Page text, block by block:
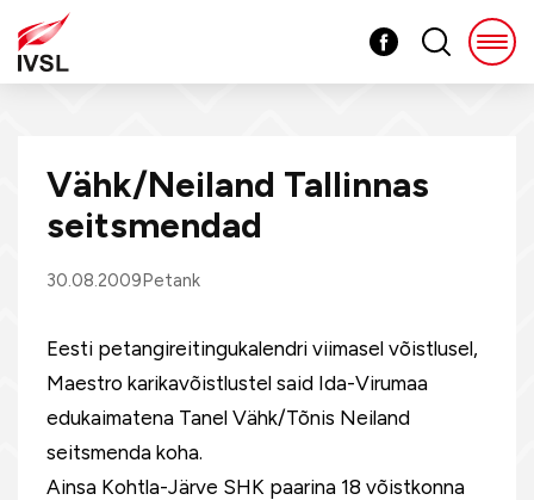
Vähk/Neiland Tallinnas
seitsmendad
30.08.2009Petank
Eesti petangireitingukalendri viimasel võistlusel,
Maestro karikavõistlustel said Ida-Virumaa
edukaimatena Tanel Vähk/Tõnis Neiland
seitsmenda koha.
Ainsa Kohtla-Järve SHK paarina 18 võistkonna